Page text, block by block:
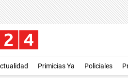
Primicias Ya Policiales